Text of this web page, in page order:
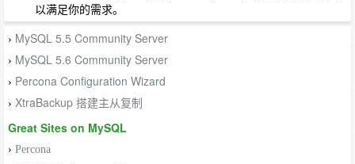
以满足你的需求。
› MySQL 5.5 Community Server
› MySQL 5.6 Community Server
› Percona Configuration Wizard
› XtraBackup 搭建主从复制
Great Sites on MySQL
› Percona